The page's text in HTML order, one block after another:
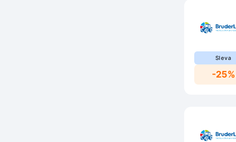
Sleva
-25%